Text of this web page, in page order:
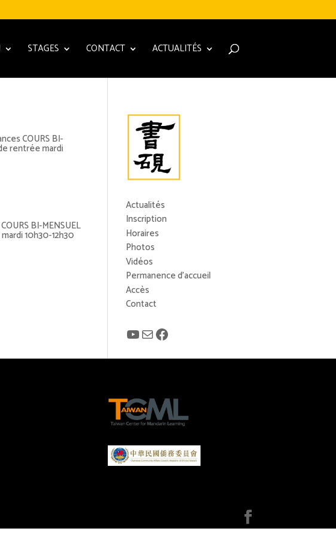
STAGES CONTACT ACTUALITÉS
COURS BI-
rentrée mardi
BI-MENSUEL
10h30-12h30
Actualités
Inscription
Horaires
Photos
Vidéos
Permanence d’accueil
Accès
Contact
YouTube
E-mailFacebook